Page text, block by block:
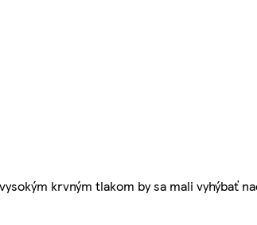
krvným tlakom by sa mali vyhýbať